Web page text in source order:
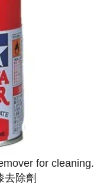
for cleaning.
去除劑